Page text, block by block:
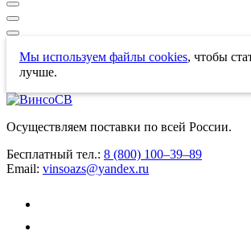
Мы используем файлы cookies, чтобы
лучше.
Осуществляем поставки по всей России.
Бесплатный тел.: 8 (800) 100–39–89
Email: vinsoazs@yandex.ru